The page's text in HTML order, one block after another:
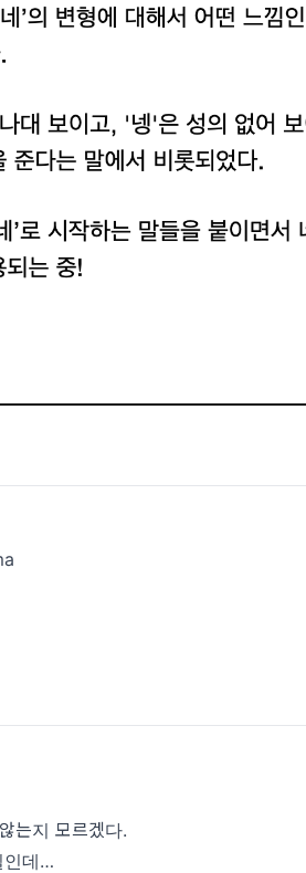
는지 모르겠다.
인데…